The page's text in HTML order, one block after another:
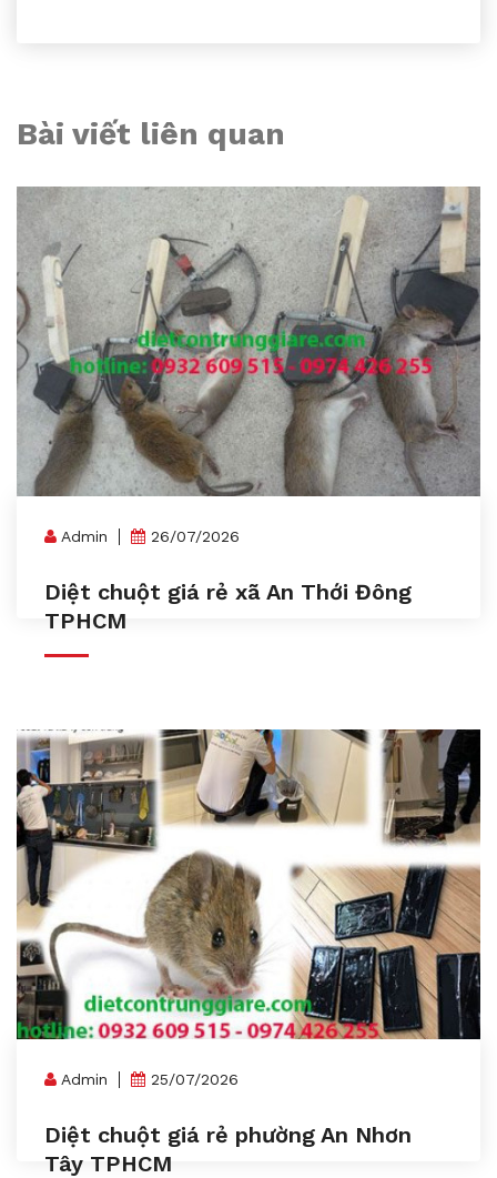
Bài viết liên quan
Admin 26/07/2026
Diệt chuột giá rẻ xã An Thới Đông
TPHCM
Admin 25/07/2026
Diệt chuột giá rẻ phường An Nhơn
Tây TPHCM